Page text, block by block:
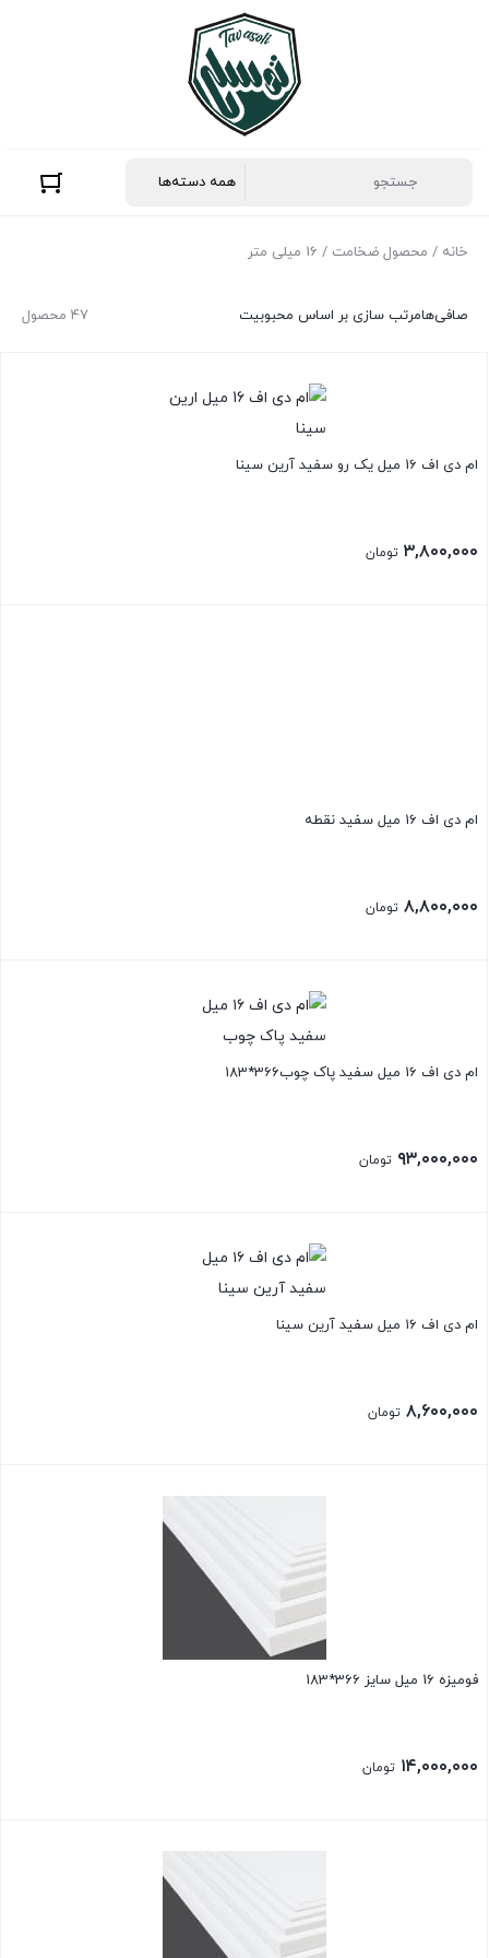
خانه / محصول ضخامت / 16 میلی متر
47 محصول صافی‌هامرتب سازی بر اساس محبوبیت
ام دی اف 16 میل یک رو سفید آرین سینا
۳,۸۰۰,۰۰۰ تومان
ام دی اف 16 میل سفید نقطه
۸,۸۰۰,۰۰۰ تومان
ام دی اف 16 میل سفید پاک چوب366*183
۹۳,۰۰۰,۰۰۰ تومان
ام دی اف ۱۶ میل سفید آرین سینا
۸,۶۰۰,۰۰۰ تومان
فومیزه 16 میل سایز 366*183
۱۴,۰۰۰,۰۰۰ تومان